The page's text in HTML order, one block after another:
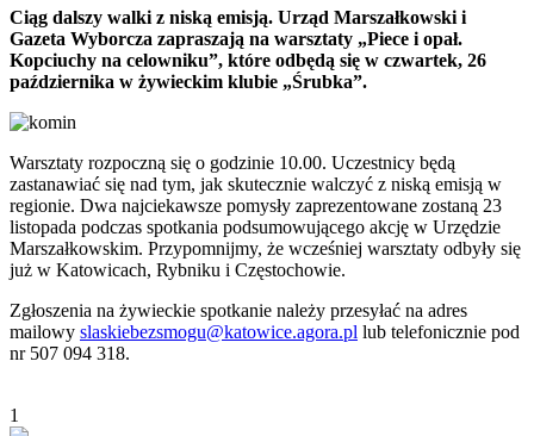
Ciąg dalszy walki z niską emisją. Urząd Marszałkowski i
Gazeta Wyborcza zapraszają na warsztaty „Piece i opał.
Kopciuchy na celowniku”, które odbędą się w czwartek, 26
października w żywieckim klubie „Śrubka”.
Warsztaty rozpoczną się o godzinie 10.00. Uczestnicy będą
zastanawiać się nad tym, jak skutecznie walczyć z niską emisją w
regionie. Dwa najciekawsze pomysły zaprezentowane zostaną 23
listopada podczas spotkania podsumowującego akcję w Urzędzie
Marszałkowskim. Przypomnijmy, że wcześniej warsztaty odbyły się
już w Katowicach, Rybniku i Częstochowie.
Zgłoszenia na żywieckie spotkanie należy przesyłać na adres
mailowy slaskiebezsmogu@katowice.agora.pl lub telefonicznie pod
nr 507 094 318.
1